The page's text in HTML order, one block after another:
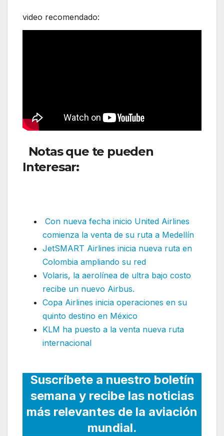
video recomendado:
Notas que te pueden
Interesar:
Con nueva fecha inicio United Airlines
comienza la venta de su ruta a Medellín
JetSMART Airlines inicia nueva ruta en
Colombia ampliando su red
Volaris, la aerolínea de ultra bajo costo
recibe un nuevo Airbus.
Copa Airlines inicia operaciones en su
quinto destino en México
KLM ha puesto a la venta nueva ruta
internacional
Suscríbete a nuestro boletín
semana y recibe las noticias
más relevantes de la aviación
mundial.